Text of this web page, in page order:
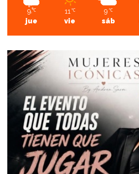
9 ℃
jue
11 ℃
vie
9 ℃
sáb